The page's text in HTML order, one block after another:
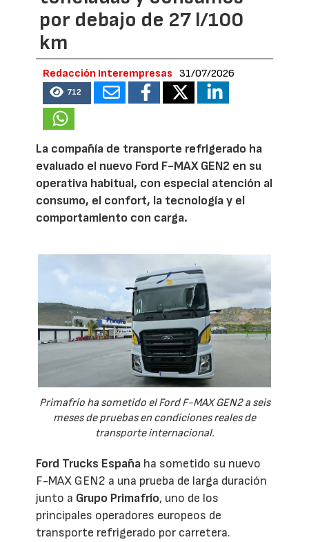
por debajo de 27 l/100
km
Redacción Interempresas 31/07/2026
712
La compañía de transporte refrigerado ha
evaluado el nuevo Ford F-MAX GEN2 en su
operativa habitual, con especial atención al
consumo, el confort, la tecnología y el
comportamiento con carga.
Primafrío ha sometido el Ford F-MAX GEN2 a seis
meses de pruebas en condiciones reales de
transporte internacional.
Ford Trucks España ha sometido su nuevo
F-MAX GEN2 a una prueba de larga duración
junto a Grupo Primafrío, uno de los
principales operadores europeos de
transporte refrigerado por carretera.